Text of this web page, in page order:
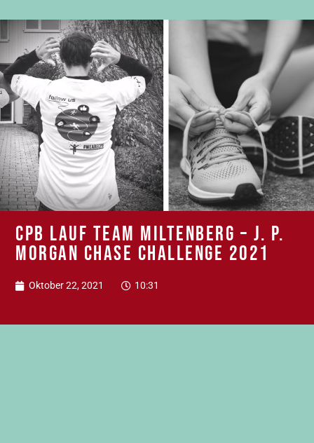
CPB Lauf Team Miltenberg – J. P.
Morgan Chase Challenge 2021
Oktober 22, 2021 10:31